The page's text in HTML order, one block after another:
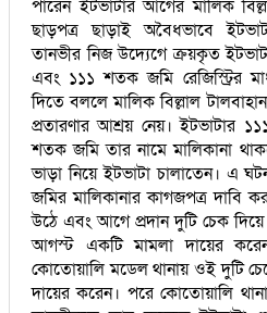
পারেন ইটভাটার আগের মালিক
ছাড়পত্র ছাড়াই অবৈধভাবে
তানভীর নিজ উদ্যেগে ক্রয়কৃত
এবং ১১১ শতক জমি রেজিস্ট্রির
দিতে বললে মালিক বিল্লাল
প্রতারণার আশ্রয় নেয়। ইটভাটার
শতক জমি তার নামে মালিকানা
ভাড়া নিয়ে ইটভাটা চালাতেন। এ
জমির মালিকানার কাগজপত্র দাবি
উঠে এবং আগে প্রদান দুটি চেক
আগস্ট একটি মামলা দায়ের
কোতোয়ালি মডেল থানায় ওই দুটি
দায়ের করেন। পরে কোতোয়ালি